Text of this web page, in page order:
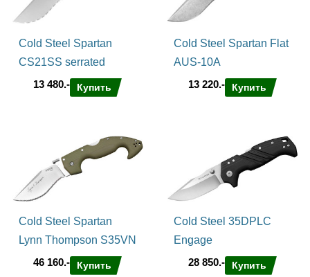
Cold Steel Spartan
CS21SS serrated
13 480.-
Купить
Cold Steel Spartan Flat
AUS-10A
13 220.-
Купить
Cold Steel Spartan
Lynn Thompson S35VN
46 160.-
Купить
Cold Steel 35DPLC
Engage
28 850.-
Купить